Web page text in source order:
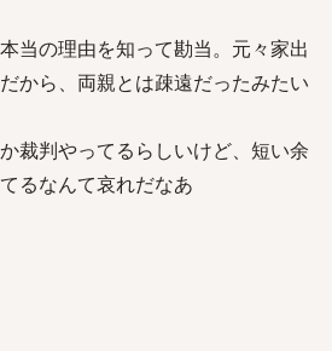
当の理由を知って勘当。元々家出
から、両親とは疎遠だったみたい
裁判やってるらしいけど、短い余
るなんて哀れだなあ